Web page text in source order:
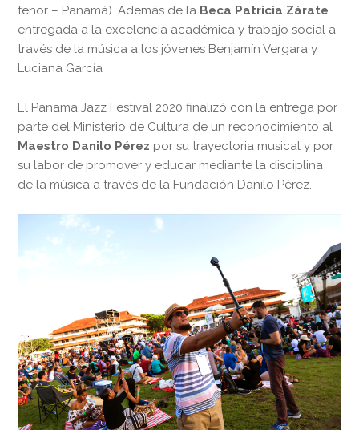
tenor – Panamá). Además de la Beca Patricia Zárate
entregada a la excelencia académica y trabajo social a
través de la música a los jóvenes Benjamín Vergara y
Luciana García
El Panama Jazz Festival 2020 finalizó con la entrega por
parte del Ministerio de Cultura de un reconocimiento al
Maestro Danilo Pérez por su trayectoria musical y por
su labor de promover y educar mediante la disciplina
de la música a través de la Fundación Danilo Pérez.